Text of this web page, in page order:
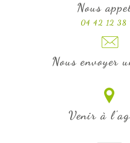
Nous
04 42 12 38
Nous envoyer
Venir à